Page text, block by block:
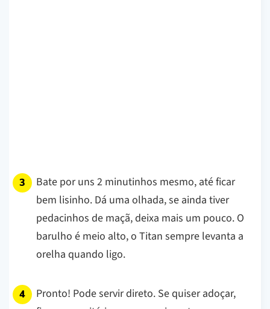
Bate por uns 2 minutinhos mesmo, até ficar
bem lisinho. Dá uma olhada, se ainda tiver
pedacinhos de maçã, deixa mais um pouco. O
barulho é meio alto, o Titan sempre levanta a
orelha quando ligo.
Pronto! Pode servir direto. Se quiser adoçar,